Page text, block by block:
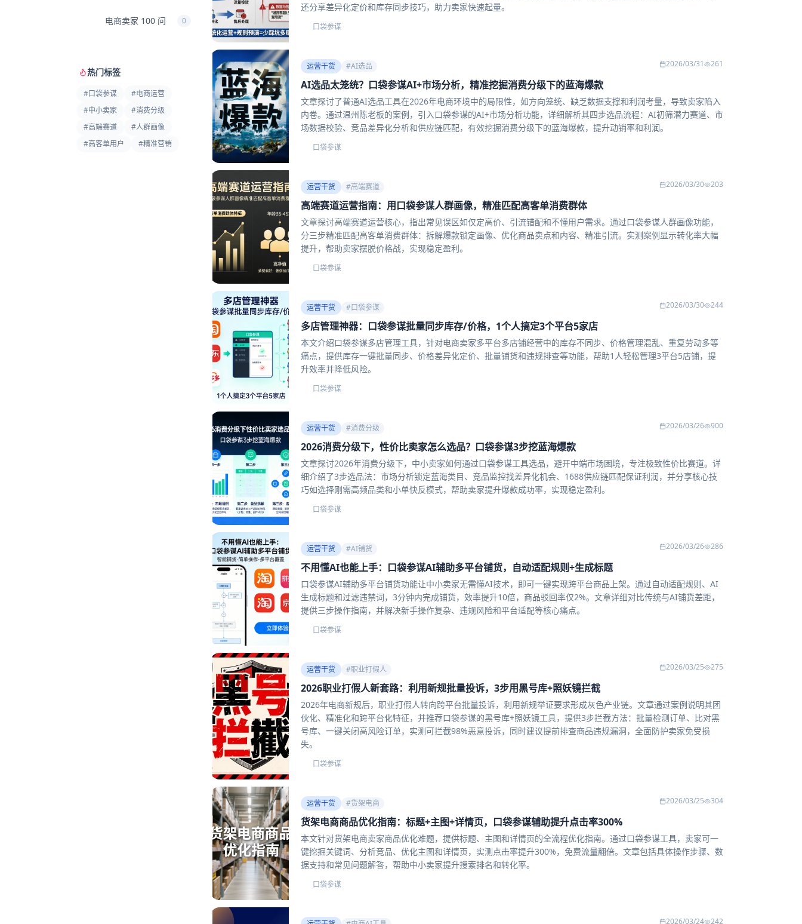
电商卖家 100 问 0
热门标签
#口袋参谋 #电商运营
#中小卖家 #消费分级
#高端赛道 #人群画像
#高客单用户 #精准营销
还分享差异化定价和库存同步技巧，助力卖家快速起量。
口袋参谋
运营干货 #AI选品 2026/03/31 261
AI选品太笼统？口袋参谋AI+市场分析，精准挖掘消费分级下的蓝海爆款
文章探讨了普通AI选品工具在2026年电商环境中的局限性，如方向笼统、缺乏数据支撑和利润考量，导致卖家陷入
内卷。通过温州陈老板的案例，引入口袋参谋的AI+市场分析功能，详细解析其四步选品流程：AI初筛潜力赛道、市
场数据校验、竞品差异化分析和供应链匹配，有效挖掘消费分级下的蓝海爆款，提升动销率和利润。
口袋参谋
运营干货 #高端赛道 2026/03/30 203
高端赛道运营指南：用口袋参谋人群画像，精准匹配高客单消费群体
文章探讨高端赛道运营核心，指出常见误区如仅定高价、引流错配和不懂用户需求。通过口袋参谋人群画像功能，
分三步精准匹配高客单消费群体：拆解爆款锁定画像、优化商品卖点和内容、精准引流。实测案例显示转化率大幅
提升，帮助卖家摆脱价格战，实现稳定盈利。
口袋参谋
运营干货 #口袋参谋 2026/03/30 244
多店管理神器：口袋参谋批量同步库存/价格，1个人搞定3个平台5家店
本文介绍口袋参谋多店管理工具，针对电商卖家多平台多店铺经营中的库存不同步、价格管理混乱、重复劳动多等
痛点，提供库存一键批量同步、价格差异化定价、批量铺货和违规排查等功能，帮助1人轻松管理3平台5店铺，提
升效率并降低风险。
口袋参谋
运营干货 #消费分级 2026/03/26 900
2026消费分级下，性价比卖家怎么选品？口袋参谋3步挖蓝海爆款
文章探讨2026年消费分级下，中小卖家如何通过口袋参谋工具选品，避开中端市场困境，专注极致性价比赛道。详
细介绍了3步选品法：市场分析锁定蓝海类目、竞品监控找差异化机会、1688供应链匹配保证利润，并分享核心技
巧如选择刚需高频品类和小单快反模式，帮助卖家提升爆款成功率，实现稳定盈利。
口袋参谋
运营干货 #AI铺货 2026/03/26 286
不用懂AI也能上手：口袋参谋AI辅助多平台铺货，自动适配规则+生成标题
口袋参谋AI辅助多平台铺货功能让中小卖家无需懂AI技术，即可一键实现跨平台商品上架。通过自动适配规则、AI
生成标题和过滤违禁词，3分钟内完成铺货，效率提升10倍，商品驳回率仅2%。文章详细对比传统与AI铺货差距，
提供三步操作指南，并解决新手操作复杂、违规风险和平台适配等核心痛点。
口袋参谋
运营干货 #职业打假人 2026/03/25 275
2026职业打假人新套路：利用新规批量投诉，3步用黑号库+照妖镜拦截
2026年电商新规后，职业打假人转向跨平台批量投诉，利用新规举证要求形成灰色产业链。文章通过案例说明其团
伙化、精准化和跨平台化特征，并推荐口袋参谋的黑号库+照妖镜工具，提供3步拦截方法：批量检测订单、比对黑
号库、一键关闭高风险订单，实测可拦截98%恶意投诉，同时建议提前排查商品违规漏洞，全面防护卖家免受损
失。
口袋参谋
运营干货 #货架电商 2026/03/25 304
货架电商商品优化指南：标题+主图+详情页，口袋参谋辅助提升点击率300%
本文针对货架电商卖家商品优化难题，提供标题、主图和详情页的全流程优化指南。通过口袋参谋工具，卖家可一
键挖掘关键词、分析竞品、优化主图和详情页，实测点击率提升300%，免费流量翻倍。文章包括具体操作步骤、数
据支持和常见问题解答，帮助中小卖家提升搜索排名和转化率。
口袋参谋
2026/03/24 242